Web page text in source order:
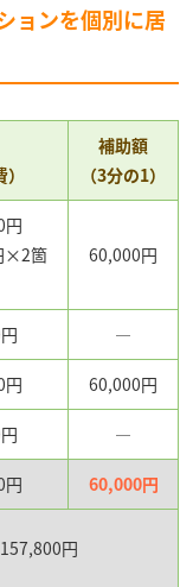
ョンを個別に居
補助額
（3分の1）
円
×2箇
60,000円
―
円 60,000円
―
円 60,000円
157,800円